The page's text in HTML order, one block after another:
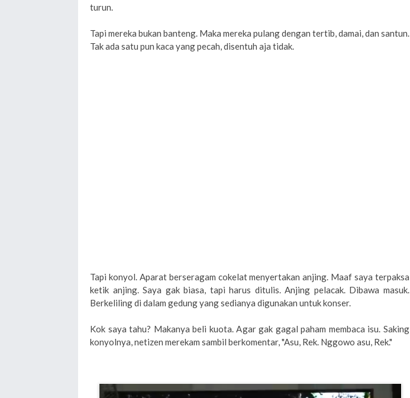
turun.
Tapi mereka bukan banteng. Maka mereka pulang dengan tertib, damai, dan santun.
Tak ada satu pun kaca yang pecah, disentuh aja tidak.
Tapi konyol. Aparat berseragam cokelat menyertakan anjing. Maaf saya terpaksa
ketik anjing. Saya gak biasa, tapi harus ditulis. Anjing pelacak. Dibawa masuk.
Berkeliling di dalam gedung yang sedianya digunakan untuk konser.
Kok saya tahu? Makanya beli kuota. Agar gak gagal paham membaca isu. Saking
konyolnya, netizen merekam sambil berkomentar, "Asu, Rek. Nggowo asu, Rek."